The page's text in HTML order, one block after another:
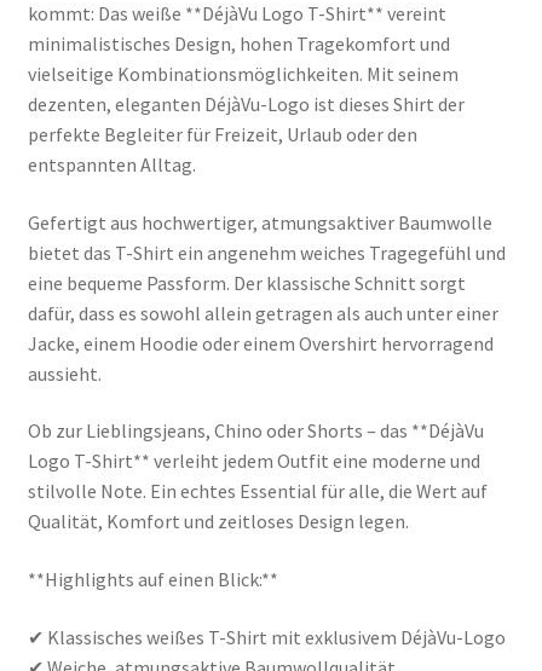
kommt: Das weiße **DéjàVu Logo T-Shirt** vereint
minimalistisches Design, hohen Tragekomfort und
vielseitige Kombinationsmöglichkeiten. Mit seinem
dezenten, eleganten DéjàVu-Logo ist dieses Shirt der
perfekte Begleiter für Freizeit, Urlaub oder den
entspannten Alltag.
Gefertigt aus hochwertiger, atmungsaktiver Baumwolle
bietet das T-Shirt ein angenehm weiches Tragegefühl und
eine bequeme Passform. Der klassische Schnitt sorgt
dafür, dass es sowohl allein getragen als auch unter einer
Jacke, einem Hoodie oder einem Overshirt hervorragend
aussieht.
Ob zur Lieblingsjeans, Chino oder Shorts – das **DéjàVu
Logo T-Shirt** verleiht jedem Outfit eine moderne und
stilvolle Note. Ein echtes Essential für alle, die Wert auf
Qualität, Komfort und zeitloses Design legen.
**Highlights auf einen Blick:**
✔ Klassisches weißes T-Shirt mit exklusivem DéjàVu-Logo